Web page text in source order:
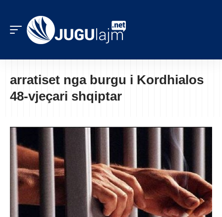
arratiset nga burgu i Kordhialos
48-vjeçari shqiptar